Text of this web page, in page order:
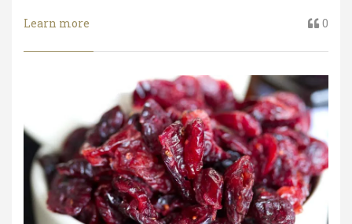
Learn more 0